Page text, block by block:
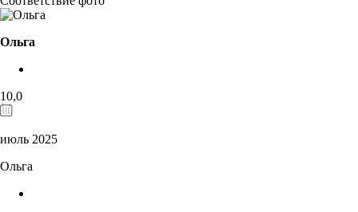
Ольга
10,0
июль 2025
Ольга